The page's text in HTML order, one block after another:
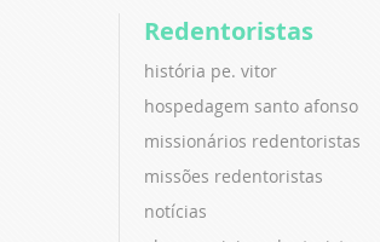
Redentoristas
história pe. vitor
hospedagem santo afonso
missionários redentoristas
missões redentoristas
notícias